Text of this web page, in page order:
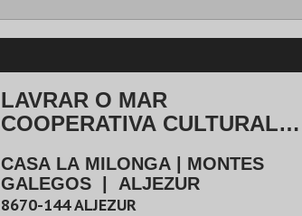
LAVRAR O MAR
COOPERATIVA CULTURAL
CASA LA MILONGA | MONTES
GALEGOS
ALJEZUR
8670-144ALJEZUR